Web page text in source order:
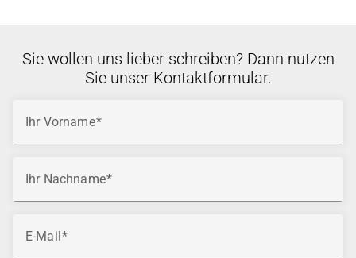
Sie wollen uns lieber schreiben? Dann nutzen
Sie unser Kontaktformular.
Ihr Vorname
Ihr Nachname
E-Mail